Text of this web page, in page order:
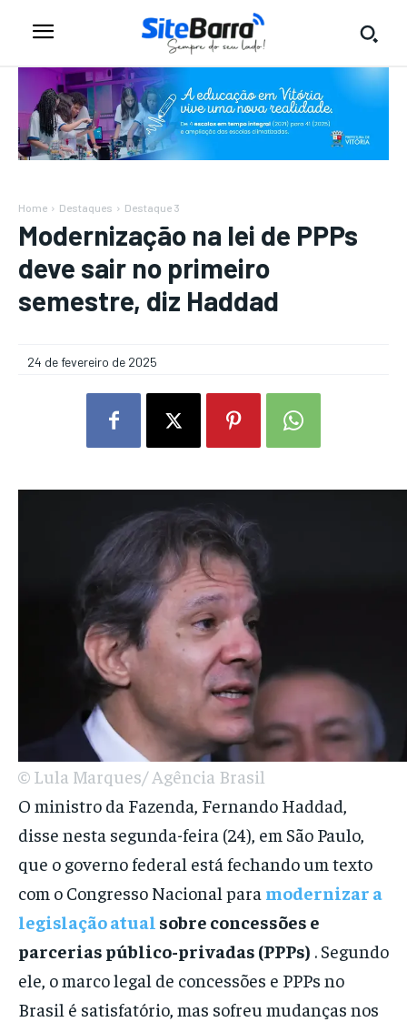
Home Destaques Destaque 3
Modernização na lei de PPPs
deve sair no primeiro
semestre, diz Haddad
24 de fevereiro de 2025
© Lula Marques/ Agência Brasil
O ministro da Fazenda, Fernando Haddad,
disse nesta segunda-feira (24), em São Paulo,
que o governo federal está fechando um texto
com o Congresso Nacional para modernizar a
legislação atual sobre concessões e
parcerias público-privadas (PPPs) . Segundo
ele, o marco legal de concessões e PPPs no
Brasil é satisfatório, mas sofreu mudanças nos